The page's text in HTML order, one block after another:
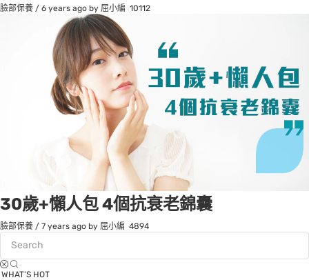
臉部保養 / 6 years ago by 屈小編 10112
30歲+懶人包 4個抗衰老錦囊
臉部保養 / 7 years ago by 屈小編 4894
WHAT’S HOT